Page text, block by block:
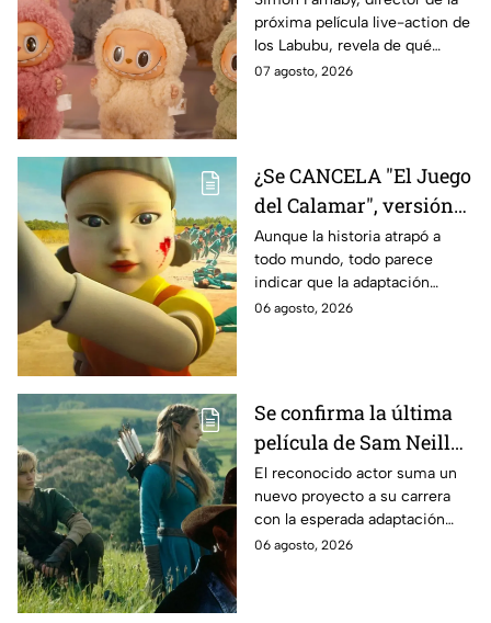
y cuándo se estrena
próxima película live-action de
los Labubu, revela de qué
tratará la cinta. Aquí te
07 agosto, 2026
¿Se CANCELA "El Juego
del Calamar", versión
Estados Unidos? Esto
es lo que se sabe al
momento
Aunque la historia atrapó a
todo mundo, todo parece
indicar que la adaptación
podría ser cancelada:
06 agosto, 2026
Se confirma la última
película de Sam Neill
antes de morir: esto es
lo que se sabe hasta
ahora
El reconocido actor suma un
nuevo proyecto a su carrera
con la esperada adaptación
cinematográfica del popular
06 agosto, 2026